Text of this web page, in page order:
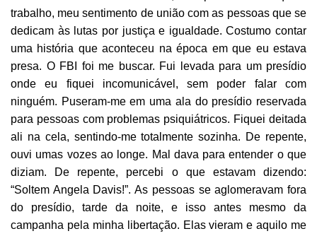
trabalho, meu sentimento de união com as pessoas que se
dedicam às lutas por justiça e igualdade. Costumo contar
uma história que aconteceu na época em que eu estava
presa. O FBI foi me buscar. Fui levada para um presídio
onde eu fiquei incomunicável, sem poder falar com
ninguém. Puseram-me em uma ala do presídio reservada
para pessoas com problemas psiquiátricos. Fiquei deitada
ali na cela, sentindo-me totalmente sozinha. De repente,
ouvi umas vozes ao longe. Mal dava para entender o que
diziam. De repente, percebi o que estavam dizendo:
“Soltem Angela Davis!”. As pessoas se aglomeravam fora
do presídio, tarde da noite, e isso antes mesmo da
campanha pela minha libertação. Elas vieram e aquilo me